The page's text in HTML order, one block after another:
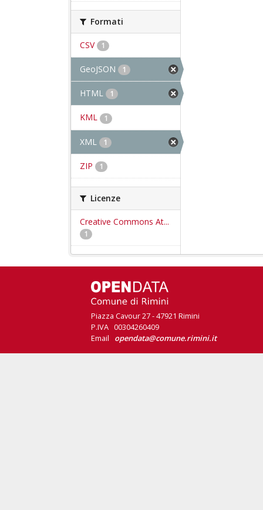
Formati
CSV 1
GeoJSON 1
HTML 1
KML 1
XML 1
ZIP 1
Licenze
Creative Commons At...
1
Piazza Cavour 27 - 47921 Rimini
P.IVA 00304260409
Email opendata@comune.rimini.it